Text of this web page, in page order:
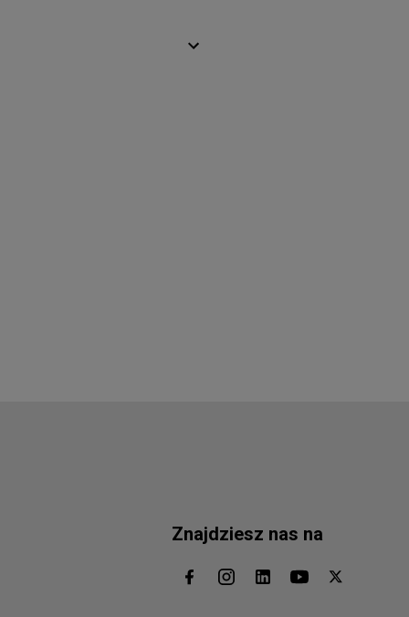
Znajdziesz nas na